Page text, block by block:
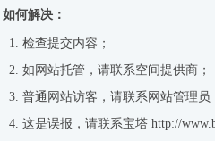
如何解决：
检查提交内容；
如网站托管，请联系空间提供商；
普通网站访客，请联系网站管理员
这是误报，请联系宝塔 http://